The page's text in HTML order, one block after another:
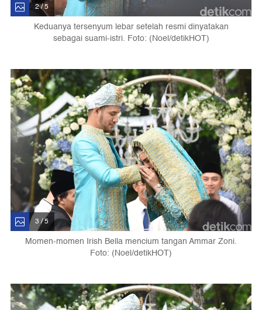
2 / 5
Keduanya tersenyum lebar setelah resmi dinyatakan
sebagai suami-istri. Foto: (Noel/detikHOT)
3 / 5
Momen-momen Irish Bella mencium tangan Ammar Zoni.
Foto: (Noel/detikHOT)